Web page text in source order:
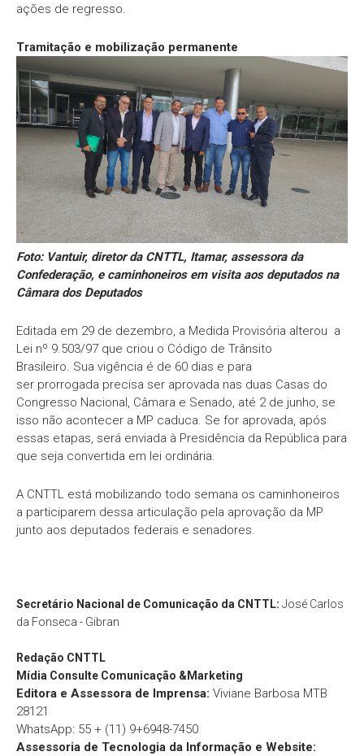
ações de regresso.
Tramitação e mobilização permanente
Foto: Vantuir, diretor da CNTTL, Itamar, assessora da
Confederação, e caminhoneiros em visita aos deputados na
Câmara dos Deputados
Editada em 29 de dezembro, a Medida Provisória alterou a
Lei nº 9.503/97 que criou o Código de Trânsito
Brasileiro. Sua vigência é de 60 dias e para
ser prorrogada precisa ser aprovada nas duas Casas do
Congresso Nacional, Câmara e Senado, até 2 de junho, se
isso não acontecer a MP caduca. Se for aprovada, após
essas etapas, será enviada à Presidência da República para
que seja convertida em lei ordinária.
A CNTTL está mobilizando todo semana os caminhoneiros
a participarem dessa articulação pela aprovação da MP
junto aos deputados federais e senadores.
Secretário Nacional de Comunicação da CNTTL: José Carlos
da Fonseca - Gibran
Redação CNTTL
Mídia Consulte Comunicação &Marketing
Editora e Assessora de Imprensa: Viviane Barbosa MTB
28121
WhatsApp: 55 + (11) 9+6948-7450
Assessoria de Tecnologia da Informação e Website: